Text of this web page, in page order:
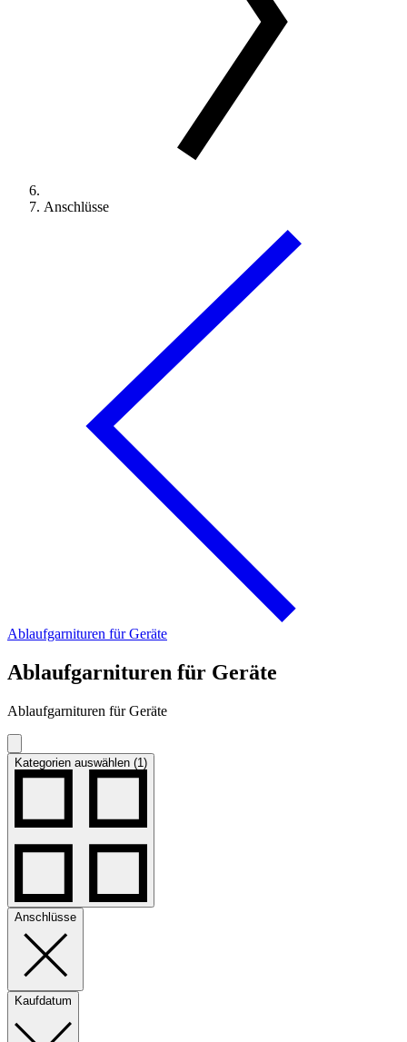
Anschlüsse
Ablaufgarnituren für Geräte
Ablaufgarnituren für Geräte
Ablaufgarnituren für Geräte
Kategorien auswählen (1)
Anschlüsse
Kaufdatum